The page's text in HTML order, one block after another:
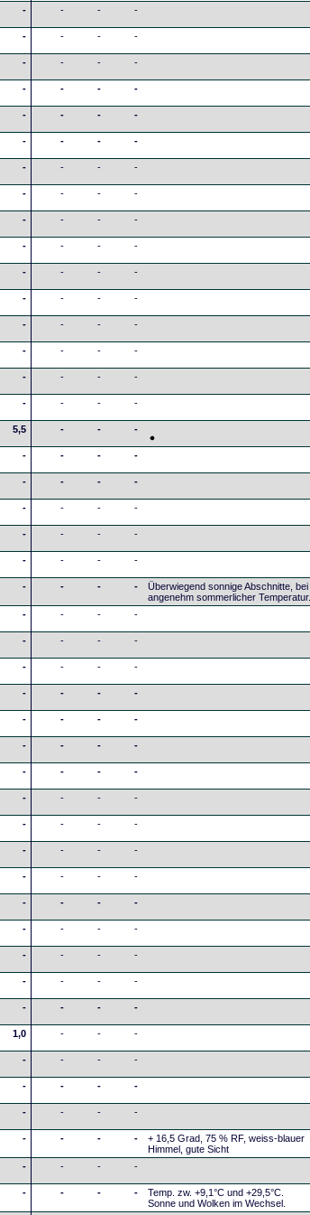
- - - -
- - - -
- - - -
- - - -
- - - -
- - - -
- - - -
- - - -
- - - -
- - - -
- - - -
- - - -
- - - -
- - - -
- - - -
- - - -
5,5 - - -
- - - -
- - - -
- - - -
- - - -
- - - -
- - - -
Überwiegend sonnige Abschnitte, bei
angenehm sommerlicher Temperatur.
- - - -
- - - -
- - - -
- - - -
- - - -
- - - -
- - - -
- - - -
- - - -
- - - -
- - - -
- - - -
- - - -
- - - -
- - - -
- - - -
1,0 - - -
- - - -
- - - -
- - - -
- - - -
+ 16,5 Grad, 75 % RF, weiss-blauer
Himmel, gute Sicht
- - - -
- - - -
Temp. zw. +9,1°C und +29,5°C.
Sonne und Wolken im Wechsel.